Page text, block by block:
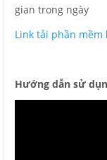
gian trong ngày
Link tải phần mềm
Hướng dẫn sử